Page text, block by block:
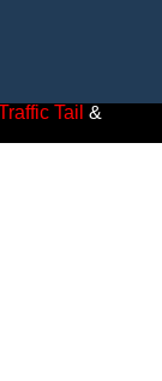
Tail &